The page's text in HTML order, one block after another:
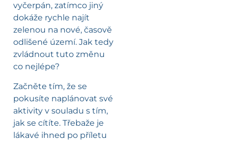
vyčerpán, zatímco jiný
dokáže rychle najít
zelenou na nové, časově
odlišené území. Jak tedy
zvládnout tuto změnu
co nejlépe?
Začněte tím, že se
pokusíte naplánovat své
aktivity v souladu s tím,
jak se cítíte. Třebaže je
lákavé ihned po příletu